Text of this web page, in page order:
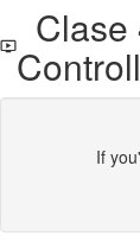
Clase
If